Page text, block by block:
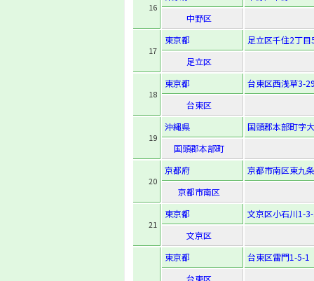
16
中野区
17
東京都
足立区千住2丁
足立区
18
東京都
台東区西浅草3-
台東区
19
沖縄県
国頭郡本部町字
国頭郡本部町
20
京都府
京都市南区東九
京都市南区
21
東京都
文京区小石川1-
文京区
東京都
台東区雷門1-5-1
台東区